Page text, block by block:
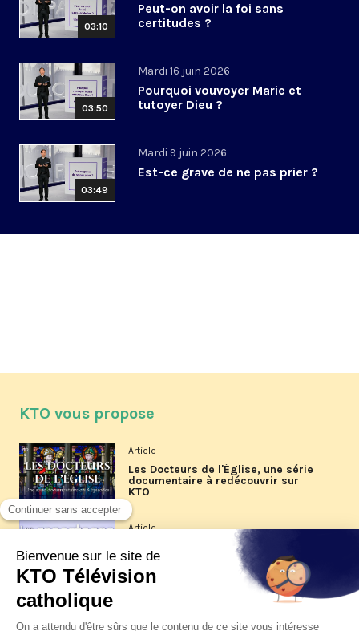
03:10
Peut-on avoir la foi sans
certitudes ?
03:50
Mardi 16 juin 2026
Pourquoi vouvoyer Marie et
tutoyer Dieu ?
03:49
Mardi 9 juin 2026
Est-ce grave de ne pas prier ?
KTO vous propose
Article
Les Docteurs de l'Église, une série
documentaire à redécouvrir sur
KTO
Article
Les reportages d'été 2026 de KTO
La visite pastorale du pape Léon